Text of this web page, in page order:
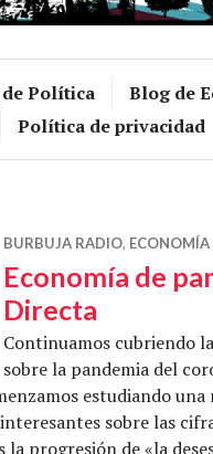
Política Blog de
Política de privacidad
BURBUJA RADIO, ECONOMÍA
Economía de
Directa
Continuamos cubriendo
sobre la pandemia del
estudiando una
sobre las
la progresión de «la